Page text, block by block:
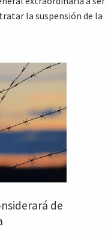
la suspensión de la
de